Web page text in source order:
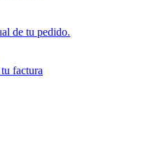
de tu pedido.
factura